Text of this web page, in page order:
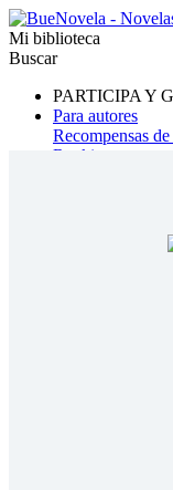
Mi biblioteca
Buscar
PARTICIPA Y
Para autores
Recompensas
Ranking